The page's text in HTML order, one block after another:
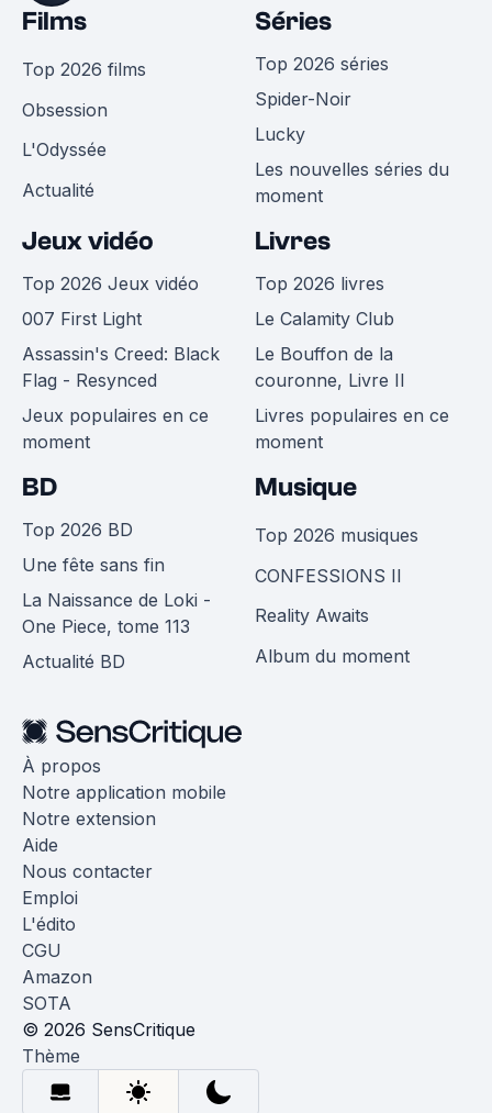
Films
Top 2026 films
Obsession
L'Odyssée
Actualité
Séries
Top 2026 séries
Spider-Noir
Lucky
Les nouvelles séries du
moment
Jeux vidéo
Top 2026 Jeux vidéo
007 First Light
Assassin's Creed: Black
Flag - Resynced
Jeux populaires en ce
moment
Livres
Top 2026 livres
Le Calamity Club
Le Bouffon de la
couronne, Livre II
Livres populaires en ce
moment
BD
Top 2026 BD
Une fête sans fin
La Naissance de Loki -
One Piece, tome 113
Actualité BD
Musique
Top 2026 musiques
CONFESSIONS II
Reality Awaits
Album du moment
À propos
Notre application mobile
Notre extension
Aide
Nous contacter
Emploi
L'édito
CGU
Amazon
SOTA
© 2026 SensCritique
Thème